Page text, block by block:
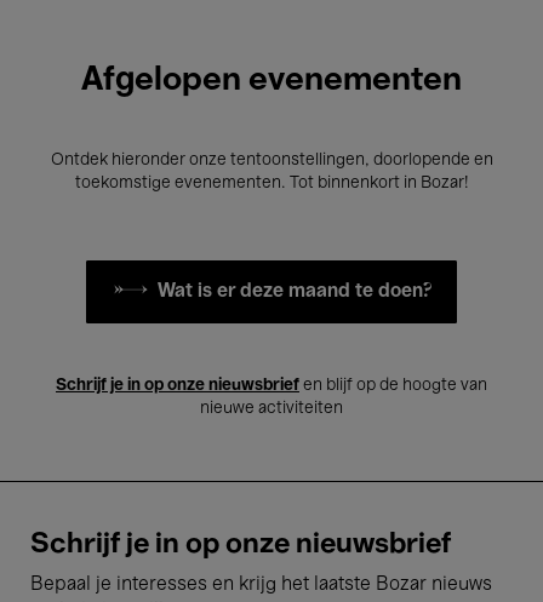
Afgelopen evenementen
Ontdek hieronder onze tentoonstellingen, doorlopende en
toekomstige evenementen. Tot binnenkort in Bozar!
Wat is er deze maand te doen?
Schrijf je in op onze nieuwsbrief en blijf op de hoogte van
nieuwe activiteiten
Schrijf je in op onze nieuwsbrief
Bepaal je interesses en krijg het laatste Bozar nieuws